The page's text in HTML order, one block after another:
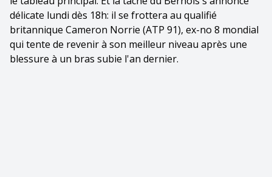
délicate lundi dès 18h: il se frottera au qualifié
britannique Cameron Norrie (ATP 91), ex-no 8 mondial
qui tente de revenir à son meilleur niveau après une
blessure à un bras subie l'an dernier.